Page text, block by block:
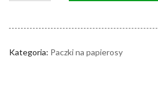
Kategoria: Paczki na papierosy